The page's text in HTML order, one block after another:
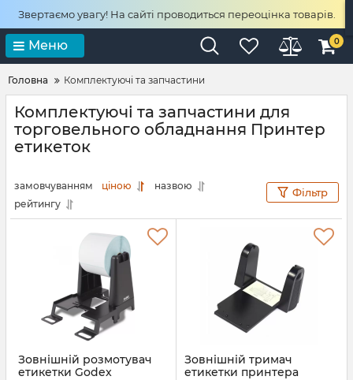
Звертаємо увагу! На сайті проводиться переоцінка товарів.
Меню 0
Головна Комплектуючі та запчастини
Комплектуючі та запчастини для
торговельного обладнання Принтер
етикеток
замовчуванням ціною
назвою
рейтингу
Фільтр
Зовнішній розмотувач
етикетки Godex
Зовнішній тримач
етикетки принтера